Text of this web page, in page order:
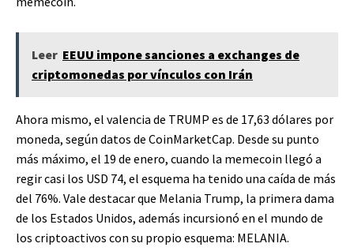
Leer EEUU impone sanciones a exchanges de
criptomonedas por vínculos con Irán
Ahora mismo, el valencia de TRUMP es de 17,63 dólares por
moneda, según datos de CoinMarketCap. Desde su punto
más máximo, el 19 de enero, cuando la memecoin llegó a
regir casi los USD 74, el esquema ha tenido una caída de más
del 76%. Vale destacar que Melania Trump, la primera dama
de los Estados Unidos, además incursionó en el mundo de
los criptoactivos con su propio esquema: MELANIA.